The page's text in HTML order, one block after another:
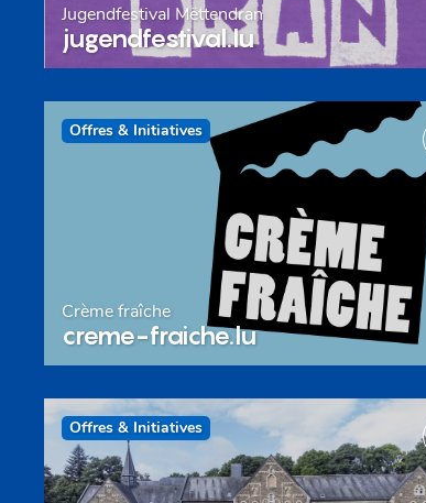
Jugendfestival Mëttendran
jugendfestival.lu
Offres & Initiatives
Crème fraîche
creme-fraiche.lu
Offres & Initiatives